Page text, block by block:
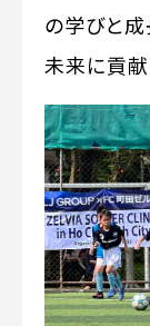
の学びと
未来に貢献